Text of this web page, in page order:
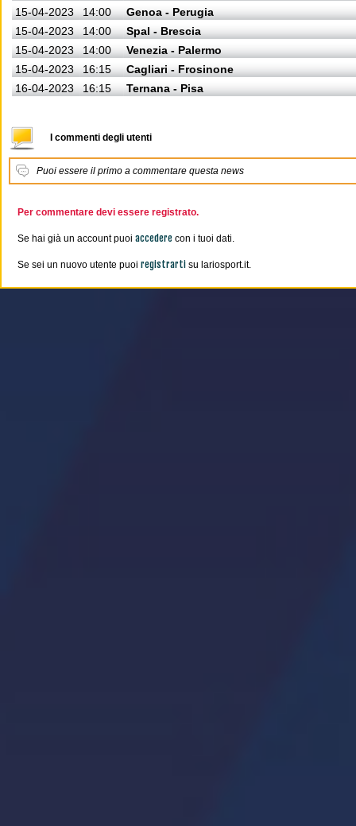
15-04-2023
14:00
Genoa - Perugia
15-04-2023
14:00
Spal - Brescia
15-04-2023
14:00
Venezia - Palermo
15-04-2023
16:15
Cagliari - Frosinone
16-04-2023
16:15 Ternana - Pisa
I commenti degli utenti
Puoi essere il primo a commentare questa news
Per commentare devi essere registrato.
Se hai già un account puoi accedere con i tuoi dati.
Se sei un nuovo utente puoi registrarti su lariosport.it.